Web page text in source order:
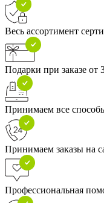
Весь ассортимент
Подарки при заказе от
Принимаем все
Принимаем заказы на
Профессиональная